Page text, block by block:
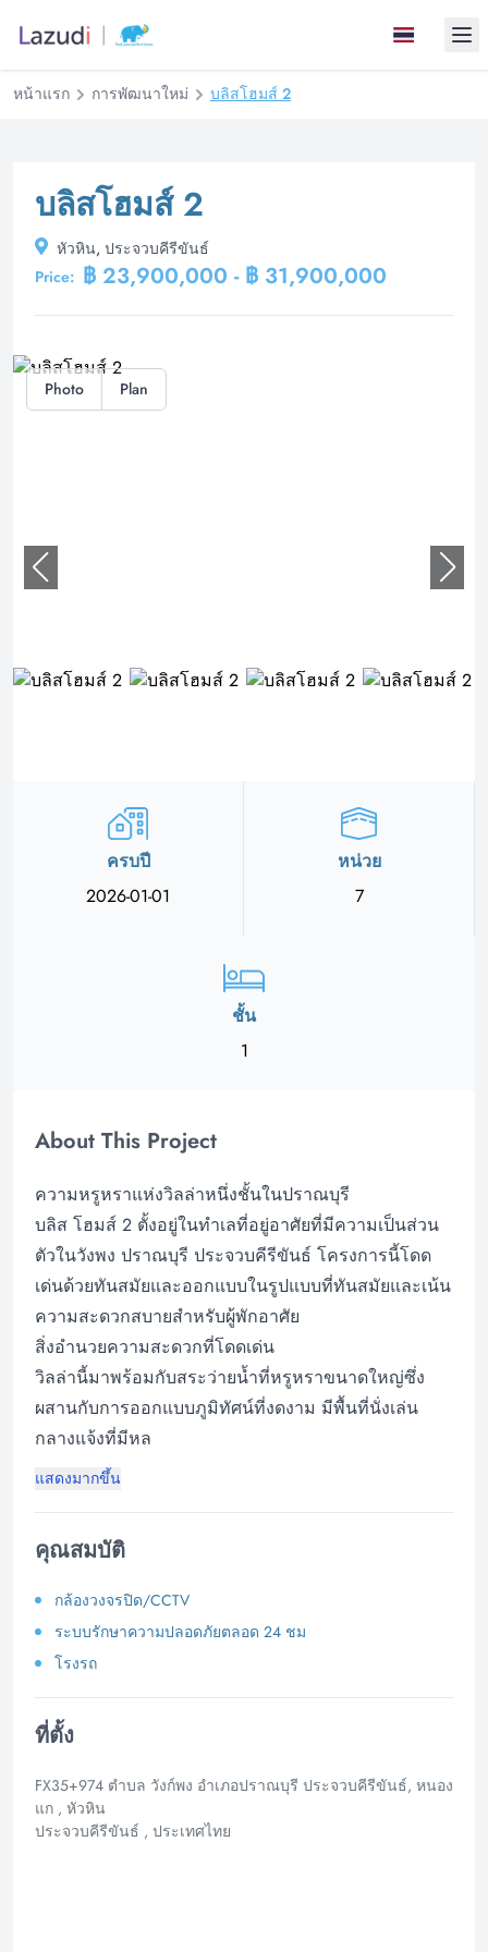
หน้าแรก การพัฒนาใหม่ บลิสโฮมส์ 2
บลิสโฮมส์ 2
หัวหิน, ประจวบคีรีขันธ์
Price: ฿ 23,900,000 - ฿ 31,900,000
Photo Plan
ครบปี
2026-01-01
หน่วย
7
ชั้น
1
About This Project
ความหรูหราแห่งวิลล่าหนึ่งชั้นในปราณบุรี
บลิส โฮมส์ 2 ตั้งอยู่ในทำเลที่อยู่อาศัยที่มีความเป็นส่วน
ตัวในวังพง ปราณบุรี ประจวบคีรีขันธ์ โครงการนี้โดด
เด่นด้วยทันสมัยและออกแบบในรูปแบบที่ทันสมัยและเน้น
ความสะดวกสบายสำหรับผู้พักอาศัย
สิ่งอำนวยความสะดวกที่โดดเด่น
วิลล่านี้มาพร้อมกับสระว่ายน้ำที่หรูหราขนาดใหญ่ซึ่ง
ผสานกับการออกแบบภูมิทัศน์ที่งดงาม มีพื้นที่นั่งเล่น
กลางแจ้งที่มีหล
แสดงมากขึ้น
คุณสมบัติ
กล้องวงจรปิด/CCTV
ระบบรักษาความปลอดภัยตลอด 24 ชม
โรงรถ
ที่ตั้ง
FX35+974 ตำบล วังก์พง อำเภอปราณบุรี ประจวบคีรีขันธ์, หนอง
แก , หัวหิน
ประจวบคีรีขันธ์ , ประเทศไทย